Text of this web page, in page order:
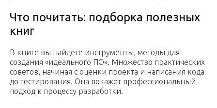
Что почитать: подборка полезных
книг
В книге вы найдете инструменты, методы для
создания «идеального ПО». Множество практических
советов, начиная с оценки проекта и написания кода
до тестирования. Она покажет профессиональный
подход к процессу разработки.